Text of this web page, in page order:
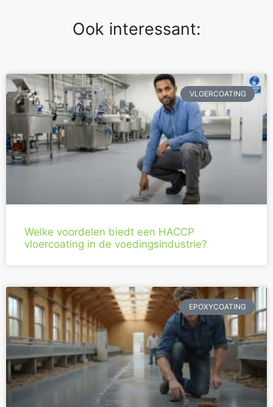
Ook interessant:
VLOERCOATING
Welke voordelen biedt een HACCP
vloercoating in de voedingsindustrie?
EPOXYCOATING